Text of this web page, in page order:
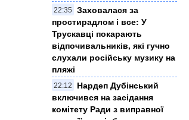
22:35
Заховалася за
простирадлом і все: У
Трускавці покарають
відпочивальників, які гучно
слухали російську музику на
пляжі
22:12
Нардеп Дубінський
включився на засідання
комітету Ради з виправної